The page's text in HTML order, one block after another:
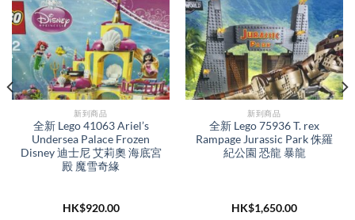
新到商品​
全新 Lego 41063 Ariel’s
Undersea Palace Frozen
Disney 迪士尼 艾莉奧 海底宮
殿 魔雪奇緣
HK$920.00
新到商品​
全新 Lego 75936 T. rex
Rampage Jurassic Park 侏羅
紀公園 恐龍 暴龍
HK$1,650.00